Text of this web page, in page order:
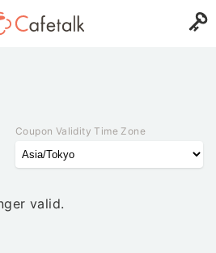
Coupon Validity Time Zone
valid.